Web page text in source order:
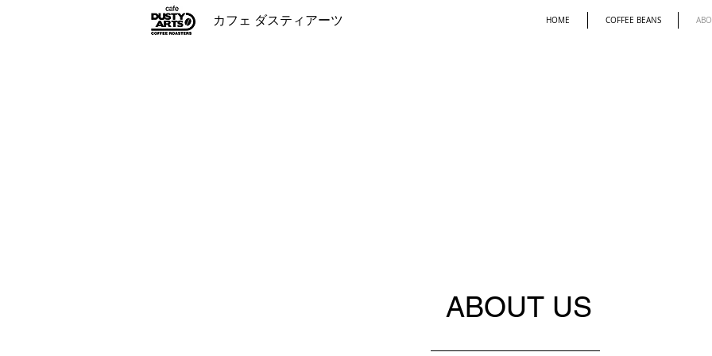
カフェ ダスティアーツ HOME COFFEE BEANS
ABOUT US